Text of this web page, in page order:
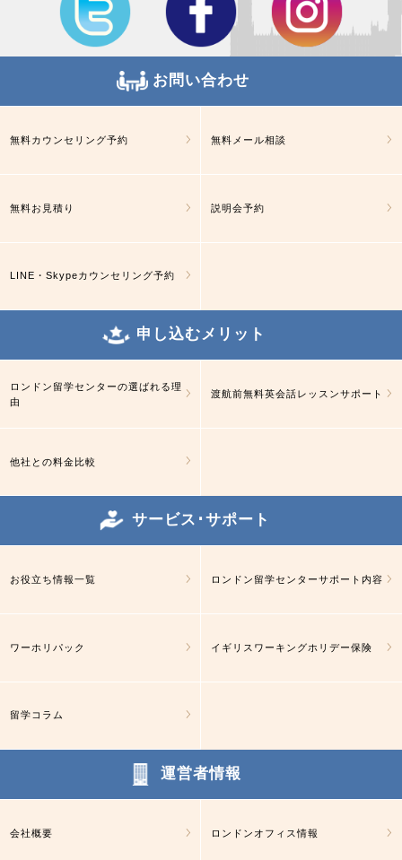
お問い合わせ
無料カウンセリング予約 無料メール相談
無料お見積り 説明会予約
LINE・Skypeカウンセリング予約
申し込むメリット
ロンドン留学センターの選ばれる理
由
渡航前無料英会話レッスンサポート
他社との料金比較
サービス･サポート
お役立ち情報一覧 ロンドン留学センターサポート内容
ワーホリパック イギリスワーキングホリデー保険
留学コラム
運営者情報
会社概要 ロンドンオフィス情報